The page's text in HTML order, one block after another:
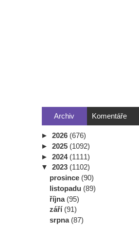
Archiv Komentáře
► 2026 (676)
► 2025 (1092)
► 2024 (1111)
▼ 2023 (1102)
prosince (90)
listopadu (89)
října (95)
září (91)
srpna (87)